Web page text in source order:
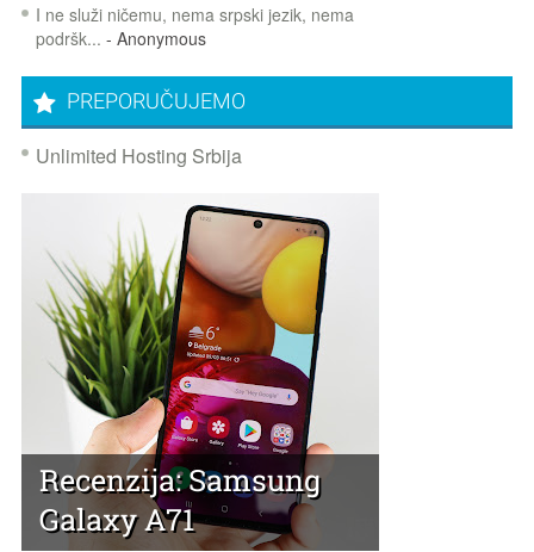
I ne služi ničemu, nema srpski jezik, nema
podršk... - Anonymous
PREPORUČUJEMO
Unlimited Hosting Srbija
Recenzija: Samsung
Galaxy A71